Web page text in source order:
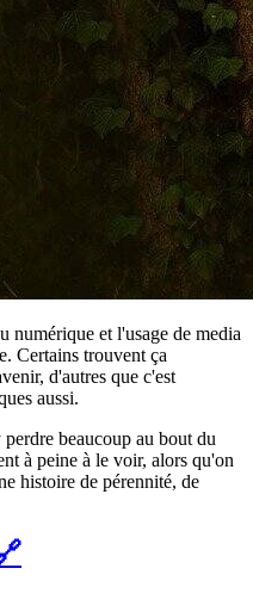
numérique et l'usage de media
Certains trouvent ça
d'autres que c'est
aussi.
beaucoup au bout du
à peine à le voir, alors qu'on
histoire de pérennité, de